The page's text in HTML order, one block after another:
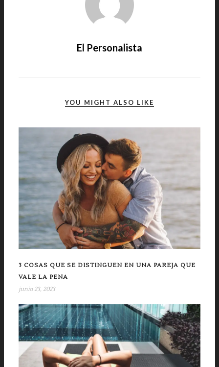
El Personalista
YOU MIGHT ALSO LIKE
3 COSAS QUE SE DISTINGUEN EN UNA PAREJA QUE
VALE LA PENA
junio 23, 2023